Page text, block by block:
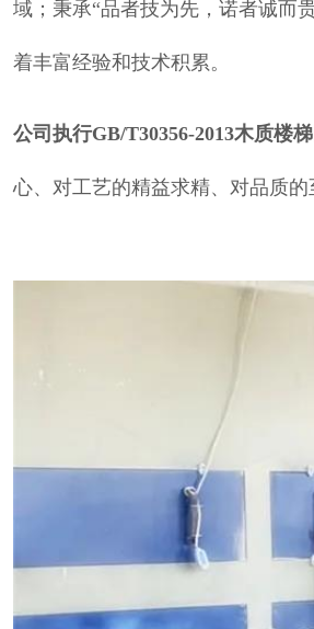
域；秉承“品者技为先，诺者诚而
着丰富经验和技术积累。
公司执行GB/T30356-2013木质楼
心、对工艺的精益求精、对品质